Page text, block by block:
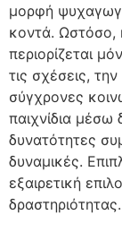
μορφή
κοντά. Ωστόσο,
περιορίζεται
τις σχέσεις,
σύγχρονες
παιχνίδια μέσω
δυνατότητες
δυναμικές.
εξαιρετική
δραστηριότητας.